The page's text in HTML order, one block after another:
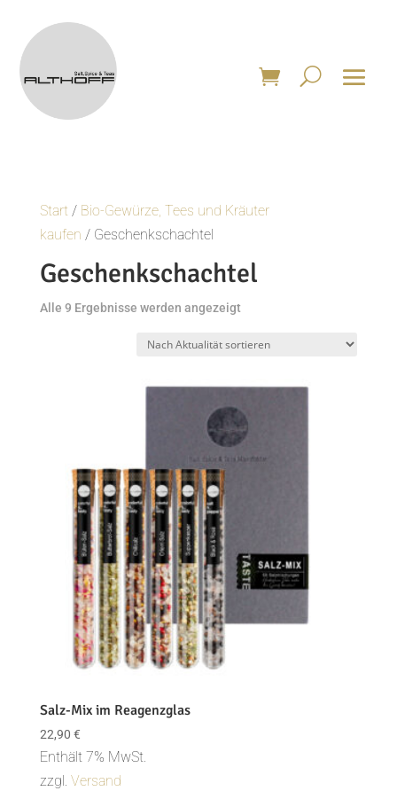
Start/ Bio-Gewürze, Tees und Kräuter
kaufen / Geschenkschachtel
Geschenkschachtel
Alle 9 Ergebnisse werden angezeigtNach
Salz-Mix im Reagenzglas
22,90 €
Enthält 7% MwSt.
zzgl. Versand